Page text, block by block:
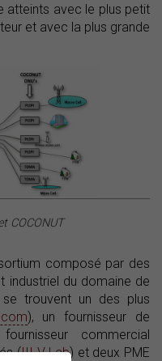
atteints avec le plus petit
et avec la plus grande
COCONUT
composé par des
industriel du domaine de
trouvent un des plus
), un fournisseur de
commercial
(III-V Lab) et deux PME